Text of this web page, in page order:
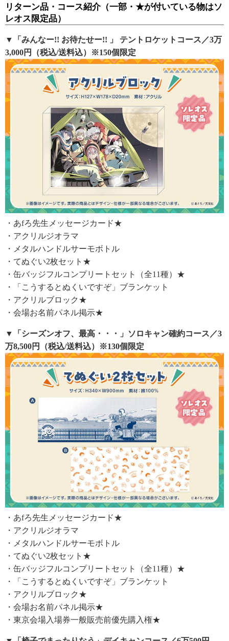
リターン品・コース紹介（一部・★が付いている物はソ
レオス限定品）
▼「みんなー!! お待たせー!! 」 テントロケットコース／3万
3,000円（税込/送料込）※150個限定
・あfろ先生メッセージカード★
・アクリルジオラマ
・メタルハンドルサーモボトル
・てぬぐい2枚セット★
・缶バッジフルコンプリートセット（全11種）★
・「こうするとぬくいですぞ」ブランケット
・アクリルブロック★
・会場お名前パネル掲示★
▼「シーズンオフ、最高・・・」ソロキャン確約コース／3
万8,500円（税込/送料込）※130個限定
・あfろ先生メッセージカード★
・アクリルジオラマ
・メタルハンドルサーモボトル
・てぬぐい2枚セット★
・缶バッジフルコンプリートセット（全11種）★
・「こうするとぬくいですぞ」ブランケット
・アクリルブロック★
・会場お名前パネル掲示★
・東京会場入場券一般販売前優先購入権★